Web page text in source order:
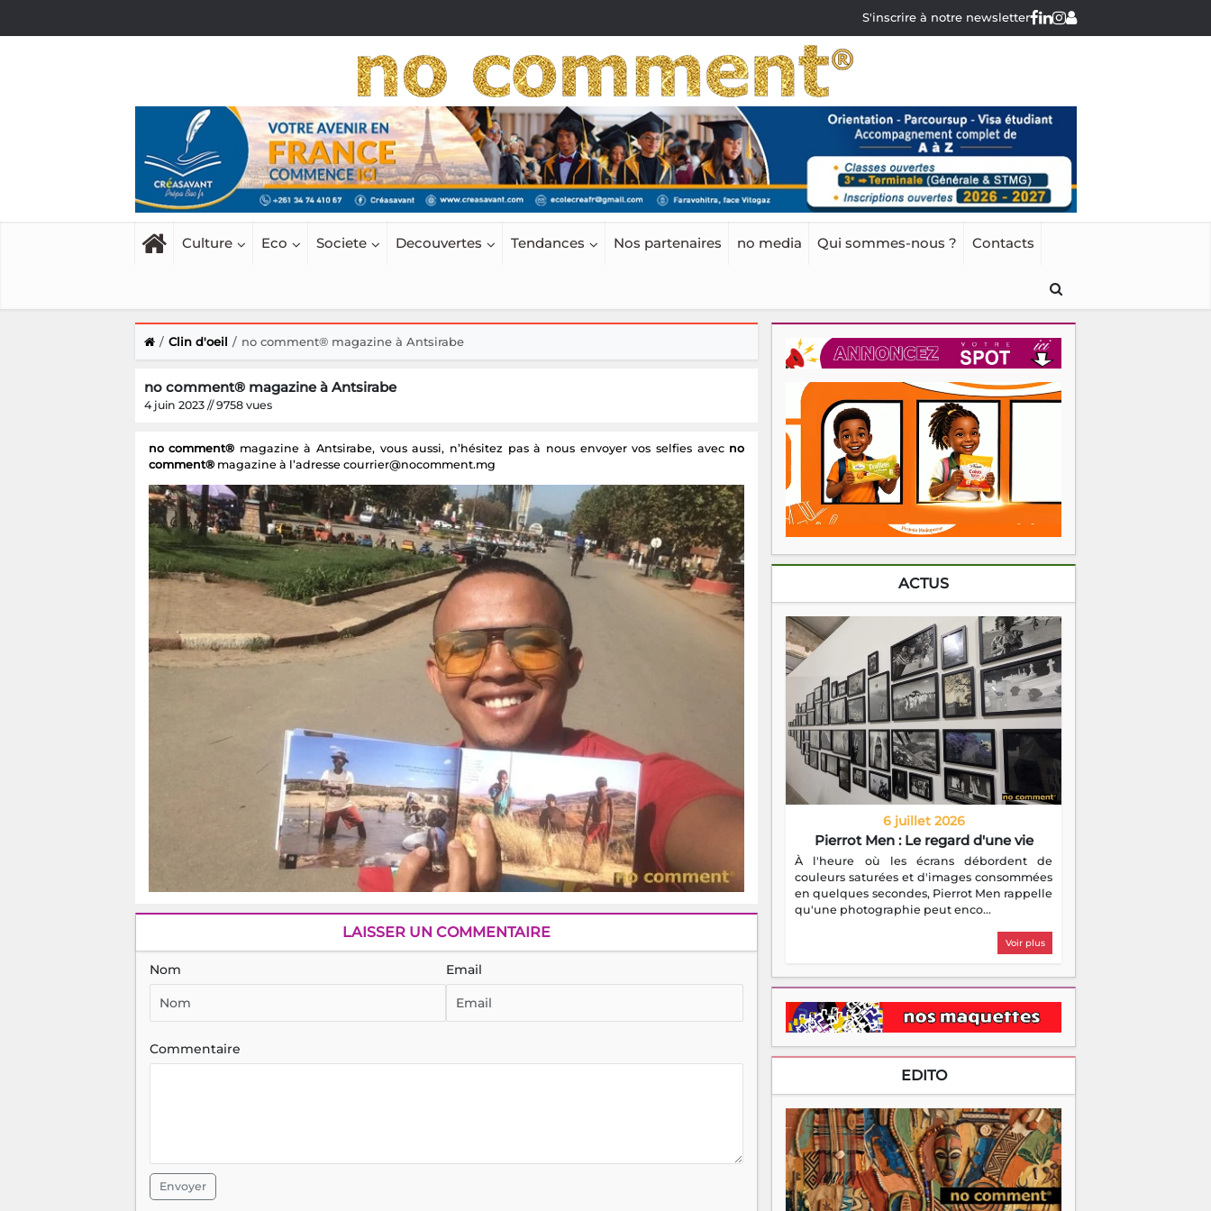
S'inscrire à notre newsletter
Culture Eco Societe Decouvertes Tendances Nos partenaires no media Qui sommes-nous ? Contacts
Clin d'oeil no comment® magazine à Antsirabe
no comment® magazine à Antsirabe
4 juin 2023 // 9758 vues
no comment® magazine à Antsirabe, vous aussi, n’hésitez pas à nous envoyer vos selfies avec no
comment®magazine à l’adresse courrier@nocomment.mg
LAISSER UN COMMENTAIRE
Nom Email
Commentaire
Envoyer
ACTUS
6 juillet 2026
Pierrot Men : Le regard d'une vie
À l'heure où les écrans débordent de
couleurs saturées et d'images consommées
en quelques secondes, Pierrot Men rappelle
qu'une photographie peut enco...
Voir plus
EDITO